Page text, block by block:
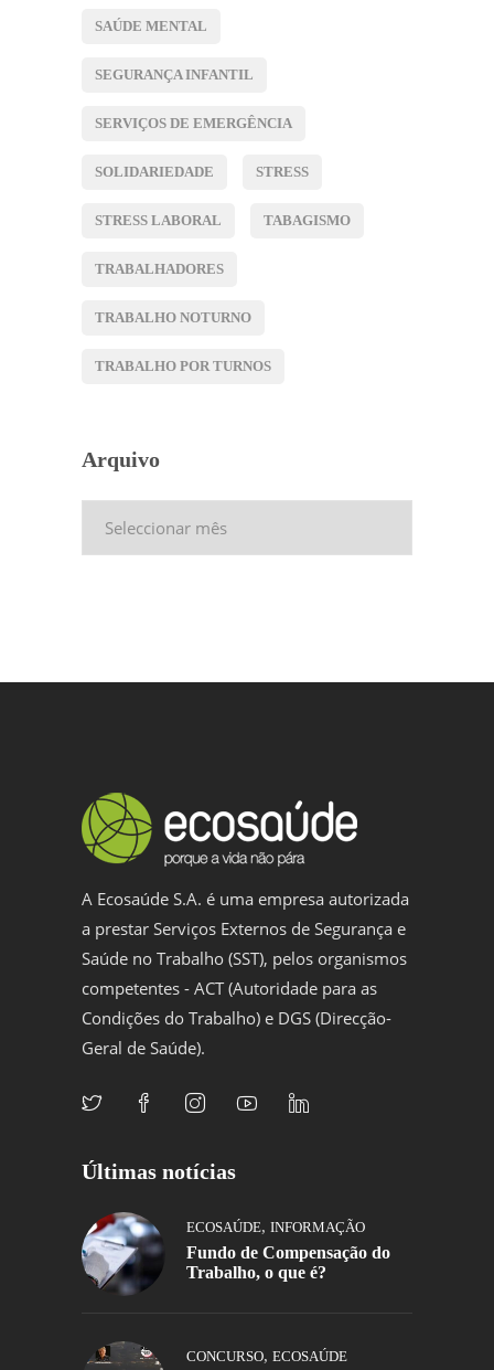
SAÚDE MENTAL
SEGURANÇA INFANTIL
SERVIÇOS DE EMERGÊNCIA
SOLIDARIEDADE STRESS
STRESS LABORAL TABAGISMO
TRABALHADORES
TRABALHO NOTURNO
TRABALHO POR TURNOS
Arquivo
A Ecosaúde S.A. é uma empresa autorizada
a prestar Serviços Externos de Segurança e
Saúde no Trabalho (SST), pelos organismos
competentes - ACT (Autoridade para as
Condições do Trabalho) e DGS (Direcção-
Geral de Saúde).
Últimas notícias
ECOSAÚDE, INFORMAÇÃO
Fundo de Compensação do
Trabalho, o que é?
CONCURSO, ECOSAÚDE